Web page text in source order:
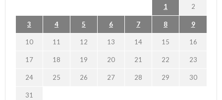
1 2
3 4 5 6 7 8 9
10 11 12 13 14 15 16
17 18 19 20 21 22 23
24 25 26 27 28 29 30
31